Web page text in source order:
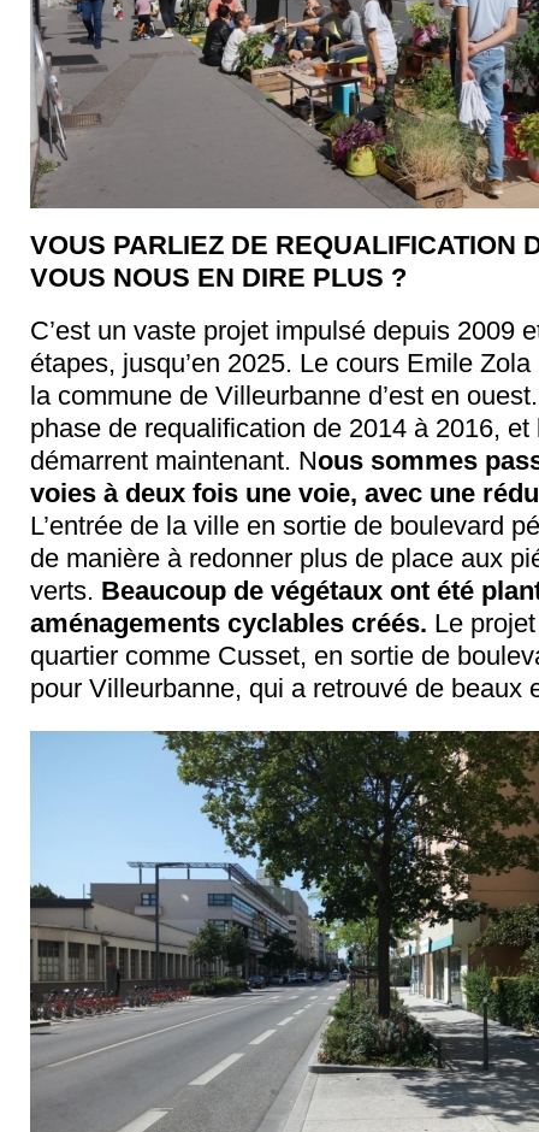
VOUS PARLIEZ DE REQUALIFICATION
VOUS NOUS EN DIRE PLUS ?
C’est un vaste projet impulsé depuis 2009
étapes, jusqu’en 2025. Le cours Emile
la commune de Villeurbanne d’est en
phase de requalification de 2014 à 2016,
démarrent maintenant. Nous sommes
voies à deux fois une voie, avec une
L’entrée de la ville en sortie de boulevard
de manière à redonner plus de place aux
verts. Beaucoup de végétaux ont été
aménagements cyclables créés. Le
quartier comme Cusset, en sortie de
pour Villeurbanne, qui a retrouvé de beaux